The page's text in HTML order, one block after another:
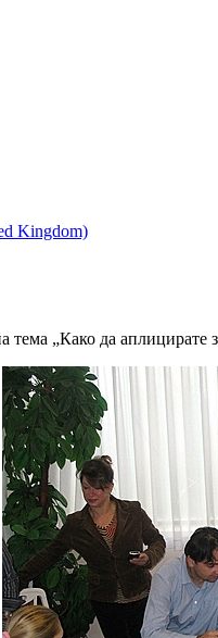
„Како да аплицирате